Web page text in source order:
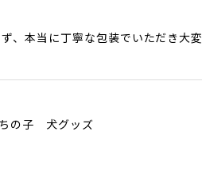
、本当に丁寧な包装でいただき大変
の子 犬グッズ